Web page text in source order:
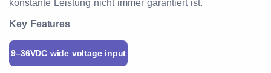
konstante Leistung nicht immer garantiert ist.
Key Features
9–36VDC wide voltage input